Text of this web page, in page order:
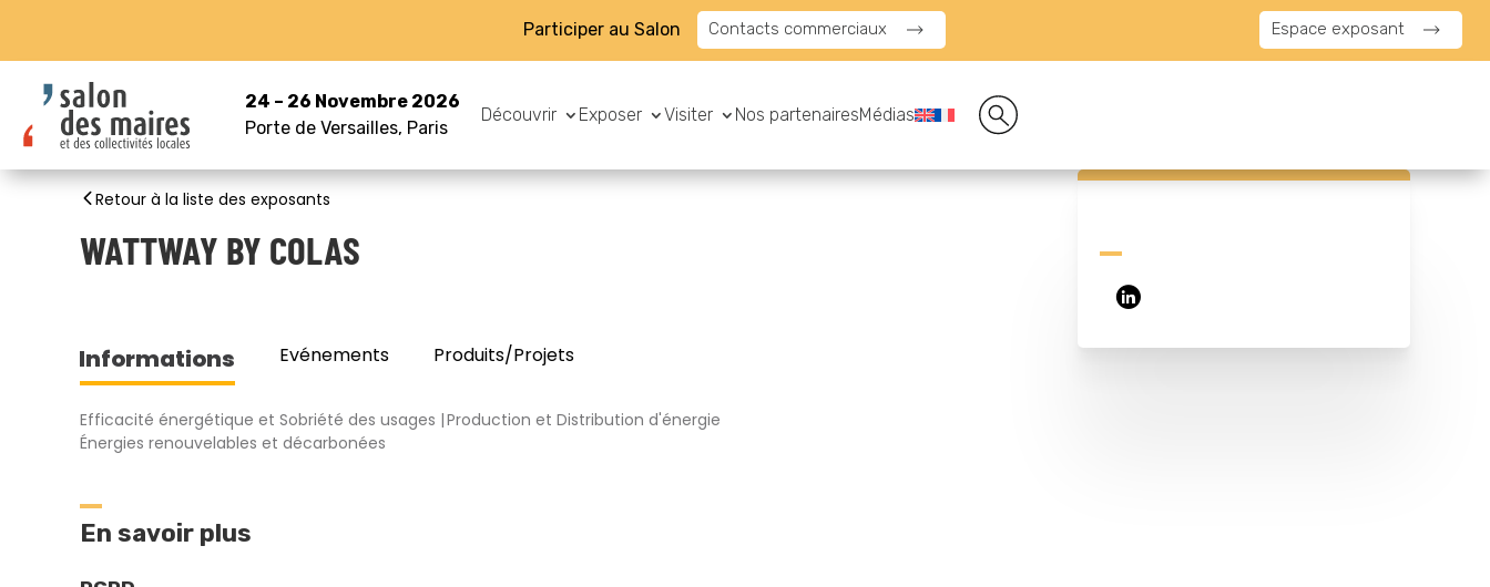
Participer au Salon Contacts commerciaux Espace exposant
24 – 26 Novembre 2026
Porte de Versailles, Paris
Découvrir Exposer Visiter Nos partenairesMédias
Retour à la liste des exposants
WATTWAY BY COLAS
Informations Evénements Produits/Projets
Efficacité énergétique et Sobriété des usages Production et Distribution d'énergie
Énergies renouvelables et décarbonées
En savoir plus